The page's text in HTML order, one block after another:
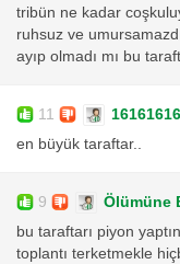
tribün ne kadar
ruhsuz ve
ayıp olmadı mı bu
11 16161616
en büyük taraftar..
9 Ölümüne
bu taraftarı piyon
toplantı terketmekle